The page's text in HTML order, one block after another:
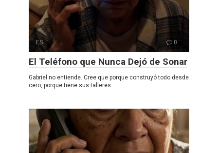
ES 0
El Teléfono que Nunca Dejó de Sonar
Gabriel no entiende. Cree que porque construyó todo desde
cero, porque tiene sus talleres